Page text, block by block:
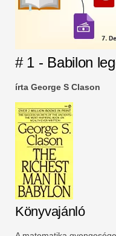
# 1 - Babilon
írta George S Clason
Könyvajánló